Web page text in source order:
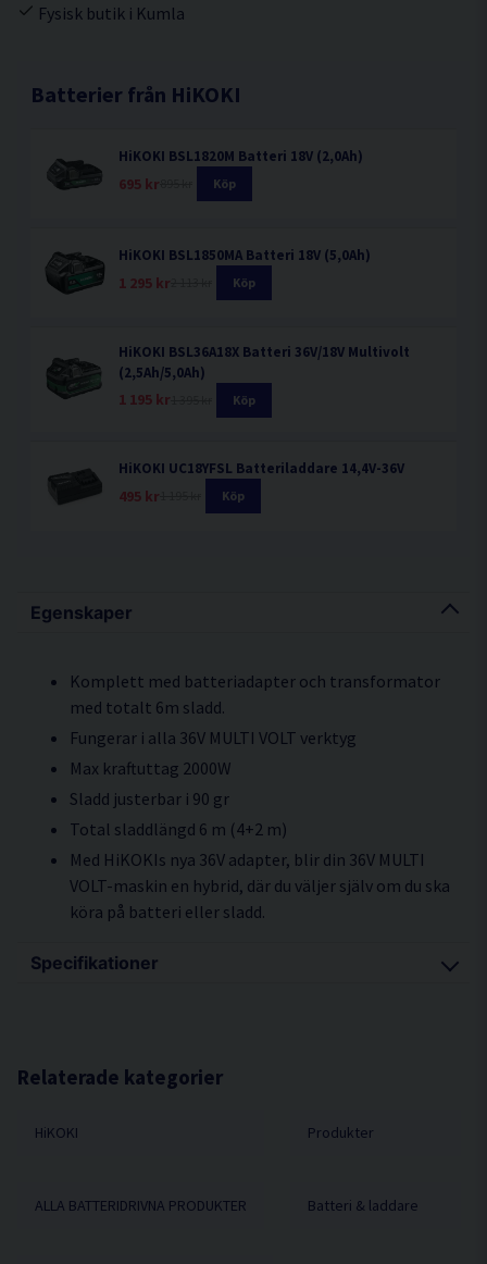
Egenskaper
Komplett med batteriadapter och transformator
med totalt 6m sladd.
Fungerar i alla 36V MULTI VOLT verktyg
Max kraftuttag 2000W
Sladd justerbar i 90 gr
Total sladdlängd 6 m (4+2 m)
Med HiKOKIs nya 36V adapter, blir din 36V MULTI
VOLT-maskin en hybrid, där du väljer själv om du ska
köra på batteri eller sladd.
Specifikationer
Sladdlängd 6 m
Längd Adapter: 134 mm / PFC Box: 185 mm
Höjd Adapter: 75 mm / PFC Box: 78 mm
Relaterade kategorier
HiKOKI Produkter
ALLA BATTERIDRIVNA PRODUKTER Batteri & laddare
Fysisk butik i Kumla
Batterier från HiKOKI
HiKOKI BSL1820M Batteri 18V (2,0Ah)
695 kr Köp
HiKOKI BSL1850MA Batteri 18V (5,0Ah)
1 295 kr Köp
HiKOKI BSL36A18X Batteri 36V/18V Multivolt
(2,5Ah/5,0Ah)
1 195 kr Köp
HiKOKI UC18YFSL Batteriladdare 14,4V-36V
495 kr Köp